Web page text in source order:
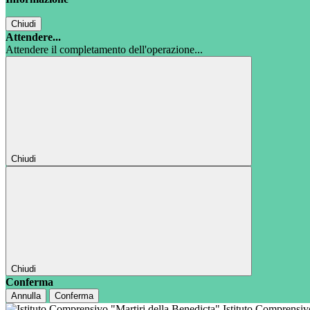
Chiudi
Attendere...
Attendere il completamento dell'operazione...
Chiudi
Chiudi
Conferma
Annulla Conferma